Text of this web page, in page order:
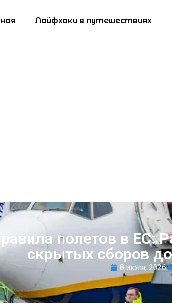
Лайфхаки в путешествиях
полетов в ЕС:
скрытых сборов
8 июля, 2026